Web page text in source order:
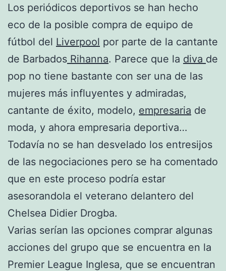
Los periódicos deportivos se han hecho
eco de la posible compra de equipo de
fútbol del Liverpool por parte de la cantante
de Barbados Rihanna. Parece que la diva de
pop no tiene bastante con ser una de las
mujeres más influyentes y admiradas,
cantante de éxito, modelo, empresaria de
moda, y ahora empresaria deportiva…
Todavía no se han desvelado los entresijos
de las negociaciones pero se ha comentado
que en este proceso podría estar
asesorandola el veterano delantero del
Chelsea Didier Drogba.
Varias serían las opciones comprar algunas
acciones del grupo que se encuentra en la
Premier League Inglesa, que se encuentran